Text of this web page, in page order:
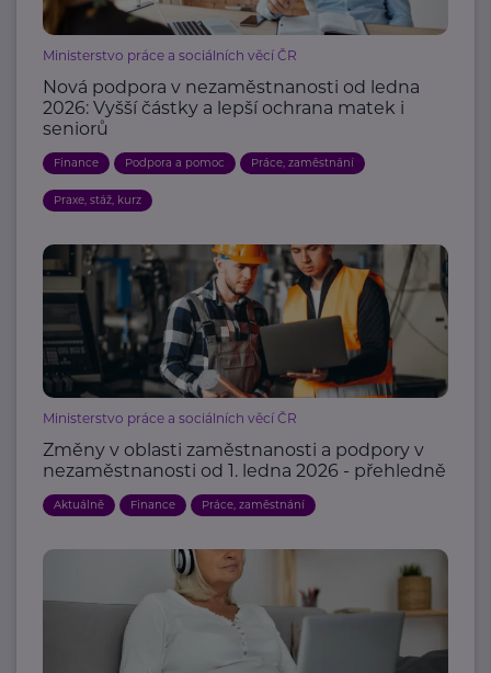
Ministerstvo práce a sociálních věcí ČR
Nová podpora v nezaměstnanosti od ledna
2026: Vyšší částky a lepší ochrana matek i
seniorů
Finance Podpora a pomoc Práce, zaměstnání
Praxe, stáž, kurz
Ministerstvo práce a sociálních věcí ČR
Změny v oblasti zaměstnanosti a podpory v
nezaměstnanosti od 1. ledna 2026 - přehledně
Aktuálně Finance Práce, zaměstnání